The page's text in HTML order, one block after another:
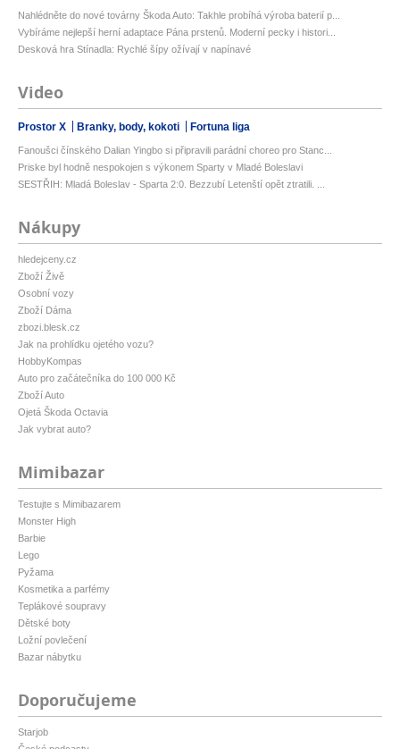
Nahlédněte do nové továrny Škoda Auto: Takhle probíhá výroba baterií p...
Vybíráme nejlepší herní adaptace Pána prstenů. Moderní pecky i histori...
Desková hra Stínadla: Rychlé šípy ožívají v napínavé
Video
Prostor X Branky, body, kokoti Fortuna liga
Fanoušci čínského Dalian Yingbo si připravili parádní choreo pro Stanc...
Priske byl hodně nespokojen s výkonem Sparty v Mladé Boleslavi
SESTŘIH: Mladá Boleslav - Sparta 2:0. Bezzubí Letenští opět ztratili. ...
Nákupy
hledejceny.cz
Zboží Živě
Osobní vozy
Zboží Dáma
zbozi.blesk.cz
Jak na prohlídku ojetého vozu?
HobbyKompas
Auto pro začátečníka do 100 000 Kč
Zboží Auto
Ojetá Škoda Octavia
Jak vybrat auto?
Mimibazar
Testujte s Mimibazarem
Monster High
Barbie
Lego
Pyžama
Kosmetika a parfémy
Teplákové soupravy
Dětské boty
Ložní povlečení
Bazar nábytku
Doporučujeme
Starjob